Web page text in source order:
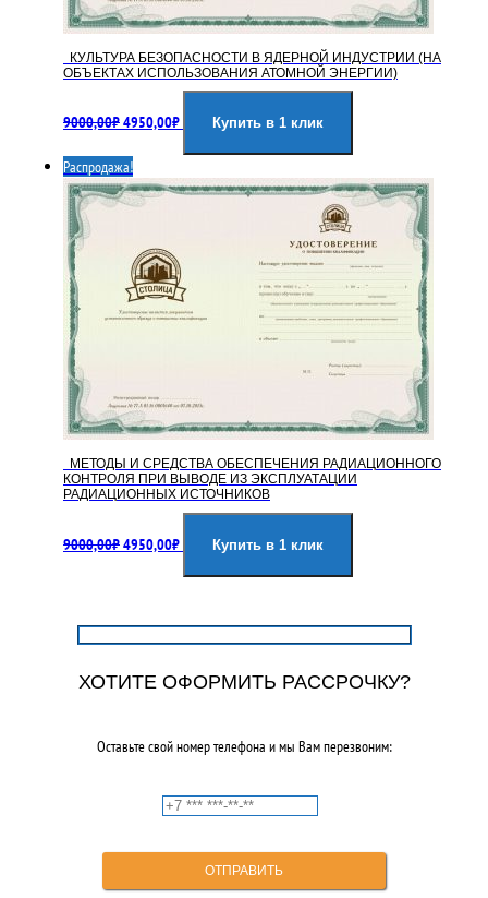
КУЛЬТУРА БЕЗОПАСНОСТИ В ЯДЕРНОЙ ИНДУСТРИИ (НА
ОБЪЕКТАХ ИСПОЛЬЗОВАНИЯ АТОМНОЙ ЭНЕРГИИ)
9000,00₽цена
9000,00₽.
4950,00₽цена:
Купить в 1 клик
Распродажа!
МЕТОДЫ И СРЕДСТВА ОБЕСПЕЧЕНИЯ РАДИАЦИОННОГО
КОНТРОЛЯ ПРИ ВЫВОДЕ ИЗ ЭКСПЛУАТАЦИИ
РАДИАЦИОННЫХ ИСТОЧНИКОВ
9000,00₽цена
4950,00₽цена:
Купить в 1 клик
ХОТИТЕ ОФОРМИТЬ РАССРОЧКУ?
Оставьте свой номер телефона и мы Вам перезвоним: